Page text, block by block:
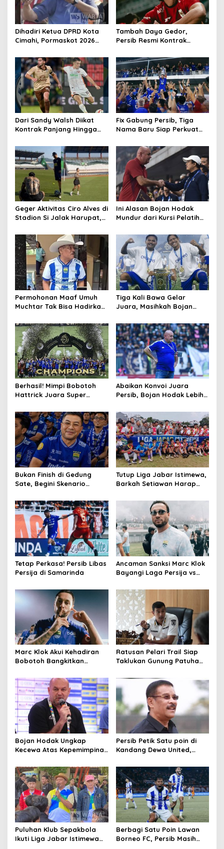
Dihadiri Ketua DPRD Kota
Cimahi, Pormaskot 2026
Ribuan Warga
Tambah Daya Gedor,
Persib Resmi Kontrak
Tahun
Dari Sandy Walsh Diikat
Kontrak Panjang Hingga
Berkostum Persib
Fix Gabung Persib, Tiga
Nama Baru Siap Perkuat
2026/27
Geger Aktivitas Ciro Alves di
Stadion Si Jalak Harupat,
Ini Alasan Bojan Hodak
Mundur dari Kursi Pelatih
Permohonan Maaf Umuh
Muchtar Tak Bisa Hadirkan
Hiburan, Ini Alasannya
Tiga Kali Bawa Gelar
Juara, Masihkah Bojan
Depan?
Berhasil! Mimpi Bobotoh
Hattrick Juara Super
Abaikan Konvoi Juara
Persib, Bojan Hodak Lebih
Persijap
Bukan Finish di Gedung
Sate, Begini Skenario
Juara
Tutup Liga Jabar Istimewa,
Barkah Setiawan Harap
Cimahi
Tetap Perkasa! Persib Libas
Persija di Samarinda
Ancaman Sanksi Marc Klok
Bayangi Laga Persija vs
Marc Klok Akui Kehadiran
Bobotoh Bangkitkan
Bhayangkara FC
Ratusan Pelari Trail Siap
Taklukan Gunung Patuha
Marathon
Bojan Hodak Ungkap
Kecewa Atas Kepemimpinan
Persib
Persib Petik Satu poin di
Kandang Dewa United,
Keputusan Wasit
Puluhan Klub Sepakbola
Ikuti Liga Jabar Istimewa
Berbagi Satu Poin Lawan
Borneo FC, Persib Masih